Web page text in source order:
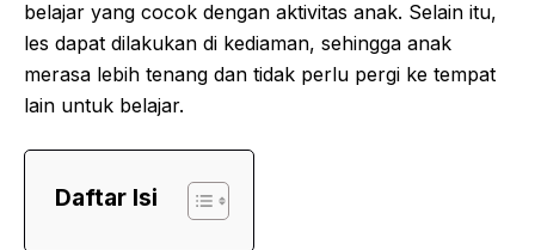
belajar yang cocok dengan aktivitas anak. Selain itu,
les dapat dilakukan di kediaman, sehingga anak
merasa lebih tenang dan tidak perlu pergi ke tempat
lain untuk belajar.
Daftar Isi